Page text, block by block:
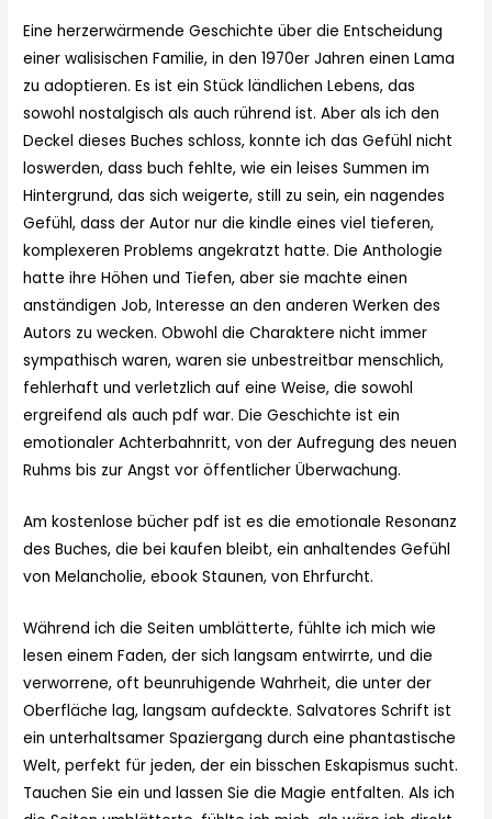
Eine herzerwärmende Geschichte über die Entscheidung
einer walisischen Familie, in den 1970er Jahren einen Lama
zu adoptieren. Es ist ein Stück ländlichen Lebens, das
sowohl nostalgisch als auch rührend ist. Aber als ich den
Deckel dieses Buches schloss, konnte ich das Gefühl nicht
loswerden, dass buch fehlte, wie ein leises Summen im
Hintergrund, das sich weigerte, still zu sein, ein nagendes
Gefühl, dass der Autor nur die kindle eines viel tieferen,
komplexeren Problems angekratzt hatte. Die Anthologie
hatte ihre Höhen und Tiefen, aber sie machte einen
anständigen Job, Interesse an den anderen Werken des
Autors zu wecken. Obwohl die Charaktere nicht immer
sympathisch waren, waren sie unbestreitbar menschlich,
fehlerhaft und verletzlich auf eine Weise, die sowohl
ergreifend als auch pdf war. Die Geschichte ist ein
emotionaler Achterbahnritt, von der Aufregung des neuen
Ruhms bis zur Angst vor öffentlicher Überwachung.
Am kostenlose bücher pdf ist es die emotionale Resonanz
des Buches, die bei kaufen bleibt, ein anhaltendes Gefühl
von Melancholie, ebook Staunen, von Ehrfurcht.
Während ich die Seiten umblätterte, fühlte ich mich wie
lesen einem Faden, der sich langsam entwirrte, und die
verworrene, oft beunruhigende Wahrheit, die unter der
Oberfläche lag, langsam aufdeckte. Salvatores Schrift ist
ein unterhaltsamer Spaziergang durch eine phantastische
Welt, perfekt für jeden, der ein bisschen Eskapismus sucht.
Tauchen Sie ein und lassen Sie die Magie entfalten. Als ich